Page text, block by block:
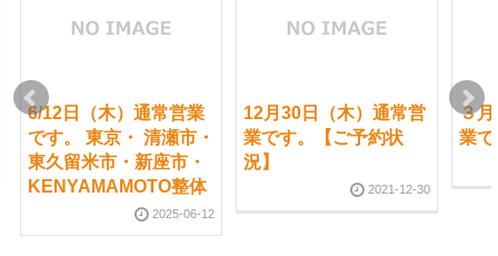
6/12日（木）通常営業
です。 東京・ 清瀬市・
東久留米市・新座市・
KENYAMAMOTO整体
2025-06-12
12月30日（木）通常営
業です。【ご予約状
況】
2021-12-30
３
業